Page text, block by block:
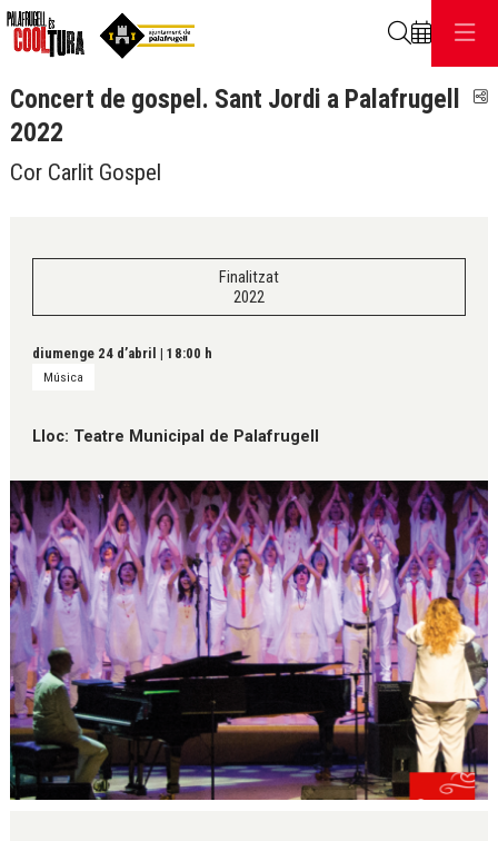
Concert de gospel. Sant Jordi a Palafrugell
2022
Cor Carlit Gospel
Finalitzat
2022
diumenge 24 d’abril | 18:00 h
Música
Lloc: Teatre Municipal de Palafrugell